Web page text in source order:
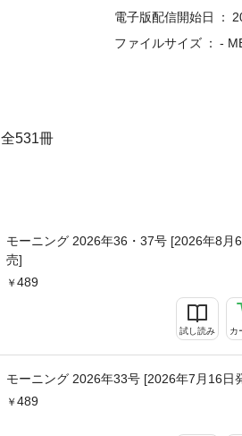
全531冊
モーニング 2026年36・37号 [2026年8月
売]
489
試し読み カ
モーニング 2026年33号 [2026年7月16日
489
電子版配信開始日
ファイルサイズ
-